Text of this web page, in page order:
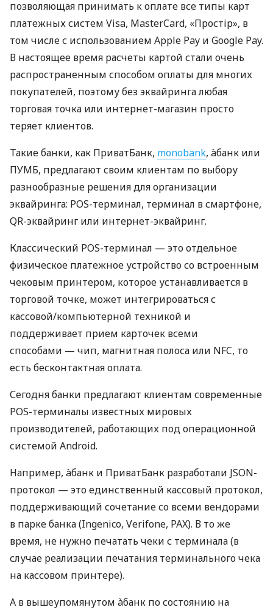
позволяющая принимать к оплате все типы карт
платежных систем Visa, MasterCard, «Простір», в
том числе с использованием Apple Pay и Google Pay.
В настоящее время расчеты картой стали очень
распространенным способом оплаты для многих
покупателей, поэтому без эквайринга любая
торговая точка или интернет-магазин просто
теряет клиентов.
Такие банки, как ПриватБанк, monobank, àбанк или
ПУМБ, предлагают своим клиентам по выбору
разнообразные решения для организации
эквайринга: POS-терминал, терминал в смартфоне,
QR-эквайринг или интернет-эквайринг.
Классический POS-терминал — это отдельное
физическое платежное устройство со встроенным
чековым принтером, которое устанавливается в
торговой точке, может интегрироваться с
кассовой/компьютерной техникой и
поддерживает прием карточек всеми
способами — чип, магнитная полоса или NFC, то
есть бесконтактная оплата.
Сегодня банки предлагают клиентам современные
POS-терминалы известных мировых
производителей, работающих под операционной
системой Android.
Например, àбанк и ПриватБанк разработали JSON-
протокол — это единственный кассовый протокол,
поддерживающий сочетание со всеми вендорами
в парке банка (Ingenico, Verifone, PAX). В то же
время, не нужно печатать чеки с терминала (в
случае реализации печатания терминального чека
на кассовом принтере).
А в вышеупомянутом àбанк по состоянию на